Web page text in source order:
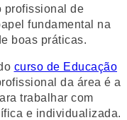
profissional de
fundamental na
boas práticas.
curso de Educação
da área é a
trabalhar com
e individualizada.